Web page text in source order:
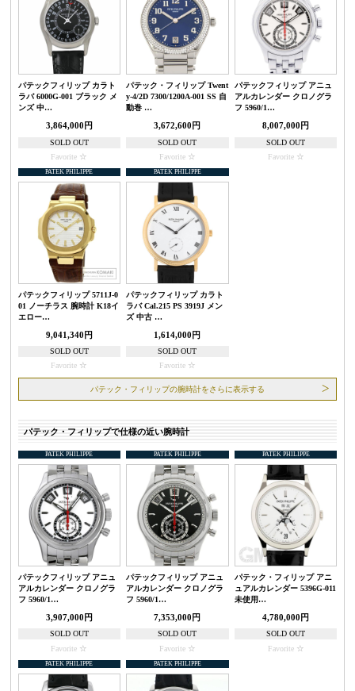
パテックフィリップ カラト
ラバ 6000G-001 ブラック メ
ンズ 中…
3,864,000円
SOLD OUT
Favorite
パテック・フィリップ Twent
y-4/2D 7300/1200A-001 SS 自
動巻 …
3,672,600円
SOLD OUT
Favorite
パテックフィリップ アニュ
アルカレンダー クロノグラ
フ 5960/1…
8,007,000円
SOLD OUT
Favorite
PATEK PHILIPPE
パテックフィリップ 5711J-0
01 ノーチラス 腕時計 K18イ
エロー…
9,041,340円
SOLD OUT
Favorite
PATEK PHILIPPE
パテックフィリップ カラト
ラバ Cal.215 PS 3919J メン
ズ 中古 …
1,614,000円
SOLD OUT
Favorite
パテック・フィリップの腕時計をさらに表示する
パテック・フィリップで仕様の近い腕時計
PATEK PHILIPPE
パテックフィリップ アニュ
アルカレンダー クロノグラ
フ 5960/1…
3,907,000円
SOLD OUT
Favorite
PATEK PHILIPPE
パテックフィリップ アニュ
アルカレンダー クロノグラ
フ 5960/1…
7,353,000円
SOLD OUT
Favorite
PATEK PHILIPPE
パテック・フィリップ アニ
ュアルカレンダー 5396G-011
未使用…
4,780,000円
SOLD OUT
Favorite
PATEK PHILIPPE PATEK PHILIPPE